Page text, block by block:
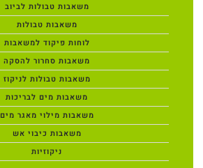
משאבות טבולות לביוב
משאבות טבולות
לוחות פיקוד למשאבות
משאבות סחרור להסקה
משאבות טבולות לניקוז
משאבות מים לבריכות
משאבות מילוי מאגר מים
משאבות כיבוי אש
ניקוזיות